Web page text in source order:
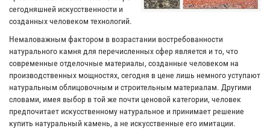
сегодняшней искусственности и
созданных человеком технологий.
Немаловажным фактором в возрастании востребованности
натурального камня для перечисленных сфер является и то, что
современные отделочные материалы, созданные человеком на
производственных мощностях, сегодня в цене лишь немного уступают
натуральным облицовочным и строительным материалам. Другими
словами, имея выбор в той же почти ценовой категории, человек
предпочитает искусственному натуральное и принимает решение
купить натуральный камень, а не искусственные его имитации.